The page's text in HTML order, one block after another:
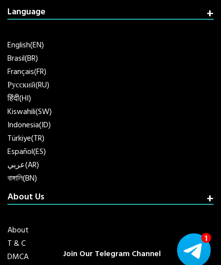
Language
English(EN)
Brasil(BR)
Français(FR)
Русский(RU)
हिंदी(HI)
Kiswahili(SW)
Indonesia(ID)
Türkiye(TR)
Español(ES)
عربي(AR)
বাঙ্গালি(BN)
About Us
About
T & C
DMCA
Join Our Telegram Channel